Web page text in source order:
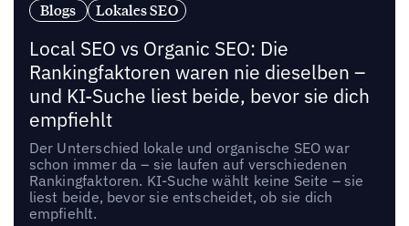
Blogs Lokales SEO
Local SEO vs Organic SEO: Die
Rankingfaktoren waren nie dieselben –
und KI-Suche liest beide, bevor sie dich
empfiehlt
Der Unterschied lokale und organische SEO war
schon immer da – sie laufen auf verschiedenen
Rankingfaktoren. KI-Suche wählt keine Seite – sie
liest beide, bevor sie entscheidet, ob sie dich
empfiehlt.